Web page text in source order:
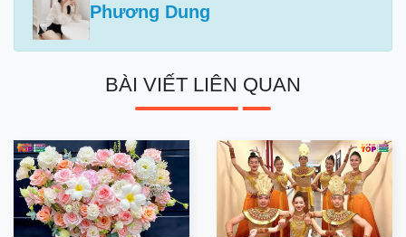
Phương Dung
BÀI VIẾT LIÊN QUAN